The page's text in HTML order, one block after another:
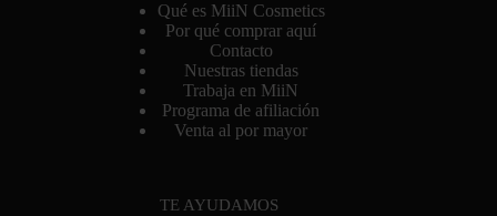
Qué es MiiN Cosmetics
Por qué comprar aquí
Contacto
Nuestras tiendas
Trabaja en MiiN
Programa de afiliación
Venta al por mayor
TE AYUDAMOS